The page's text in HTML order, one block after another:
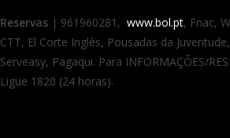
Reservas | 961960281, www.bol.pt, Fnac,
CTT, El Corte Inglês, Pousadas da Juventude,
Serveasy, Pagaqui. Para INFORMAÇÕES/
Ligue 1820 (24 horas).